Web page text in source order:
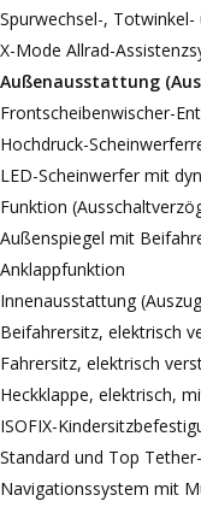
Spurwechsel-,
X-Mode Allrad-
Außenausstattung
Frontscheibenwischer-
Hochdruck-
LED-Scheinwerfer mit
Funktion
Außenspiegel mit
Anklappfunktion
Innenausstattung
Beifahrersitz, elektrisch
Fahrersitz, elektrisch
Heckklappe, elektrisch,
ISOFIX-
Standard und Top
Navigationssystem mit